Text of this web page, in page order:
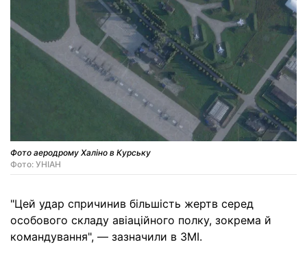
Фото аеродрому Халіно в Курську
Фото: УНІАН
"Цей удар спричинив більшість жертв серед
особового складу авіаційного полку, зокрема й
командування", — зазначили в ЗМІ.